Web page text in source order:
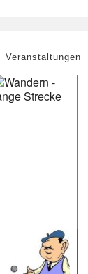
Veranstaltungen